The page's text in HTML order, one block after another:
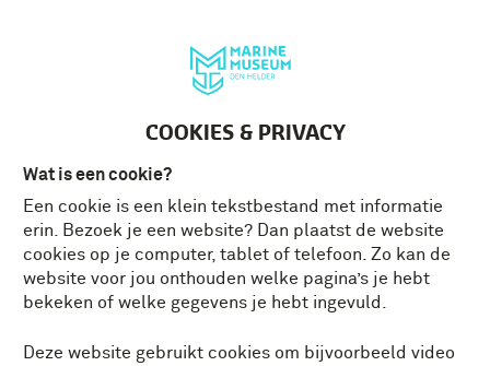
COOKIES & PRIVACY
Wat is een cookie?
Een cookie is een klein tekstbestand met informatie
erin. Bezoek je een website? Dan plaatst de website
cookies op je computer, tablet of telefoon. Zo kan de
website voor jou onthouden welke pagina’s je hebt
bekeken of welke gegevens je hebt ingevuld.
Deze website gebruikt cookies om bijvoorbeeld video